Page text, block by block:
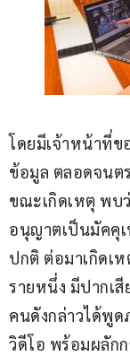
โดยมีเจ้าหน้าที่ข
ข้อมูล ตลอดจนต
ขณะเกิดเหตุ พ
อนุญาตเป็นมัคคุ
ปกติ ต่อมาเกิดเ
รายหนึ่ง มีปากเ
คนดังกล่าวได้พู
วิดีโอ พร้อมผลัก